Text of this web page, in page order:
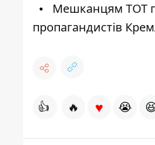
Мешканцям ТОТ
пропагандистів
👍 🔥 ♥ 😭